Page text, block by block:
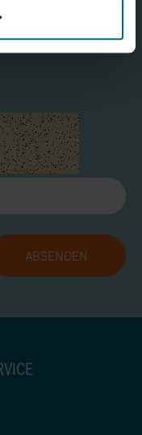
Daten wie oben